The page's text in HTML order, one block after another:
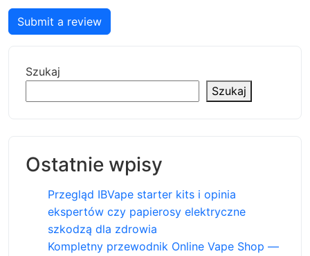
Submit a review
Szukaj
Szukaj
Ostatnie wpisy
Przegląd IBVape starter kits i opinia
ekspertów czy papierosy elektryczne
szkodzą dla zdrowia
Kompletny przewodnik Online Vape Shop —